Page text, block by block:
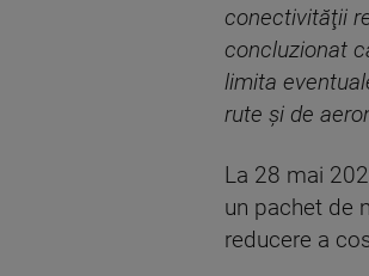
conectivităţii
concluzionat
limita
rute şi de
La 28 mai
un pachet de
reducere a